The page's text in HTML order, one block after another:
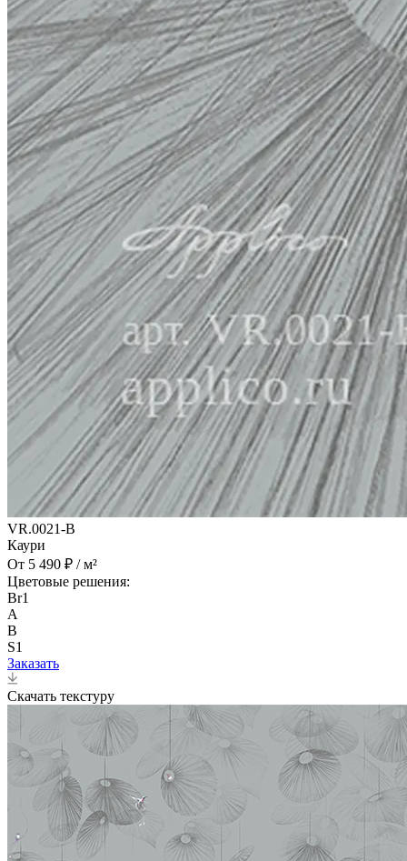
VR.0021-B
Каури
От 5 490 ₽ / м²
Цветовые решения:
Br1
A
B
S1
Заказать
Скачать текстуру